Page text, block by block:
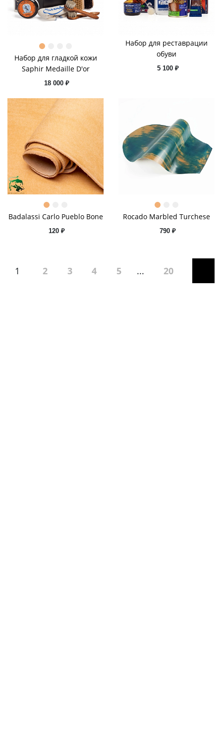
Набор для гладкой кожи
Saphir Medaille D'or
18 000 ₽
Набор для реставрации
обуви
5 100 ₽
Badalassi Сarlo Pueblo Bone
120 ₽
Rocado Marbled Turchese
790 ₽
1 2 3 4 5 ... 20